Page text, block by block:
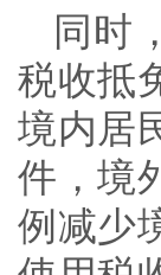
同时
税收抵
境内居
件，境
例减少